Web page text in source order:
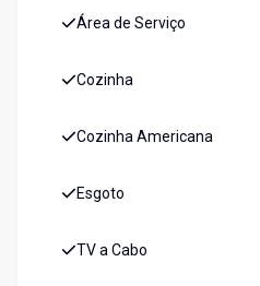
Área de Serviço
Cozinha
Cozinha Americana
Esgoto
TV a Cabo